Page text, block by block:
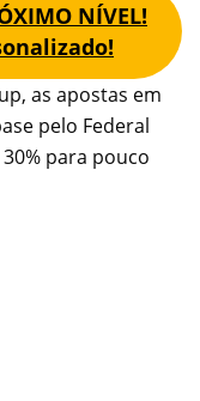
NÍVEL!
as apostas em
pelo Federal
para pouco